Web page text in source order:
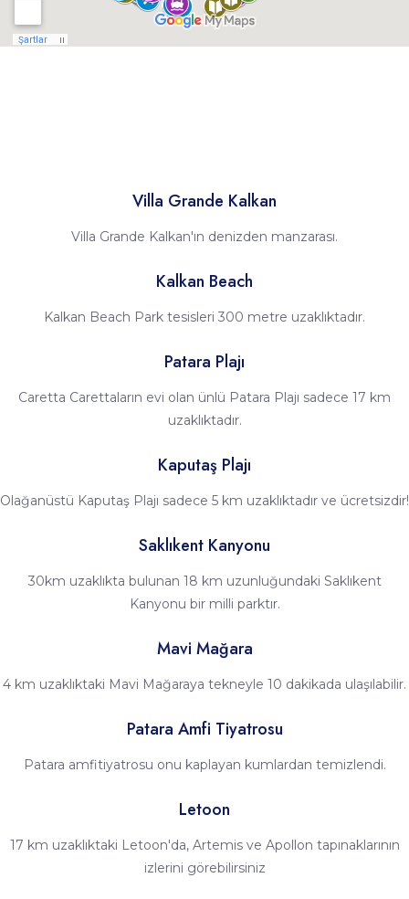
Villa Grande Kalkan
Villa Grande Kalkan'ın denizden manzarası.
Kalkan Beach
Kalkan Beach Park tesisleri 300 metre uzaklıktadır.
Patara Plajı
Caretta Carettaların evi olan ünlü Patara Plajı sadece 17 km
uzaklıktadır.
Kaputaş Plajı
Olağanüstü Kaputaş Plajı sadece 5 km uzaklıktadır ve ücretsizdir!
Saklıkent Kanyonu
30km uzaklıkta bulunan 18 km uzunluğundaki Saklıkent
Kanyonu bir milli parktır.
Mavi Mağara
4 km uzaklıktaki Mavi Mağaraya tekneyle 10 dakikada ulaşılabilir.
Patara Amfi Tiyatrosu
Patara amfitiyatrosu onu kaplayan kumlardan temizlendi.
Letoon
17 km uzaklıktaki Letoon'da, Artemis ve Apollon tapınaklarının
izlerini görebilirsiniz